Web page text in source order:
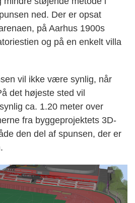
ned. Der er opsat
på Aarhus 1900s
og på en enkelt villa
vil ikke være synlig, når
det højeste sted vil
ca. 1.20 meter over
fra byggeprojektets 3D-
den del af spunsen, der er